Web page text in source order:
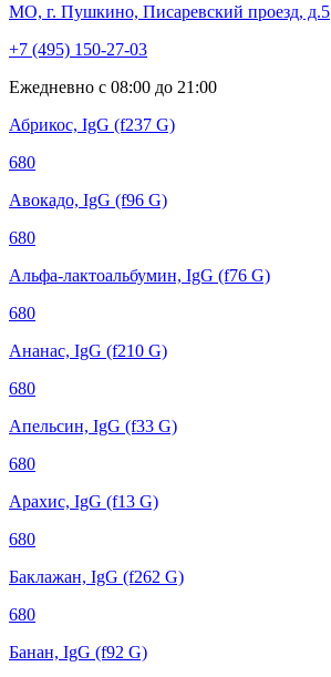
МО, г. Пушкино, Писаревский проезд, д.5
+7 (495) 150-27-03
Ежедневно с 08:00 до 21:00
Абрикос, IgG (f237 G)
680
Авокадо, IgG (f96 G)
680
Альфа-лактоальбумин, IgG (f76 G)
680
Ананас, IgG (f210 G)
680
Апельсин, IgG (f33 G)
680
Арахис, IgG (f13 G)
680
Баклажан, IgG (f262 G)
680
Банан, IgG (f92 G)